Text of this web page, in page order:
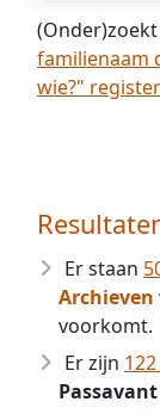
familienaam
wie?"
Er staan
Archieven
voorkomt.
Er zijn
Passavant